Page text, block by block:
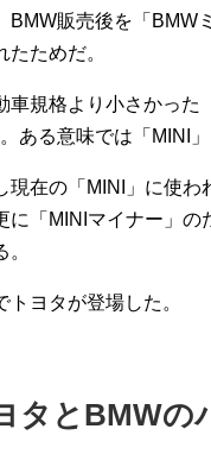
BMW販売後を「BMW
たためだ。
車規格より小さかった
ある意味では「MINI
現在の「MINI」に使
に「MINIマイナー」の
トヨタが登場した。
タとBMW